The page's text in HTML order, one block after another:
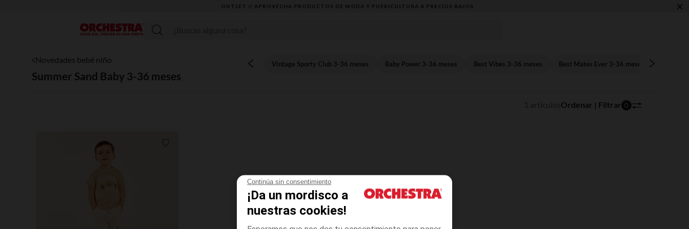
Continúa sin consentimiento
¡Da un mordisco a
nuestras cookies!
OUTLET // APROVECHA PRODUCTOS DE MODA Y PUERICULTURA A PRECIOS BAJOS ×
Menú
Novedades bebé niño
Summer Sand Baby 3-36 meses
Vintage Sporty Club 3-36 meses Baby Power 3-36 meses Best Vibes 3-36 meses Best Mates Ever 3-36 meses
Ordenar | Filtrar 0